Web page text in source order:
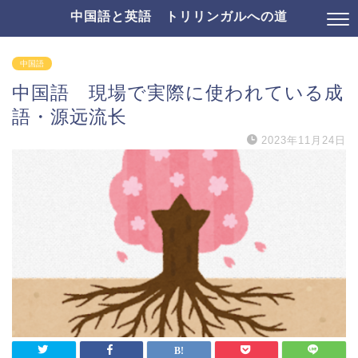
中国語と英語 トリリンガルへの道
中国語
中国語 現場で実際に使われている成
語・源远流长
2023年11月24日